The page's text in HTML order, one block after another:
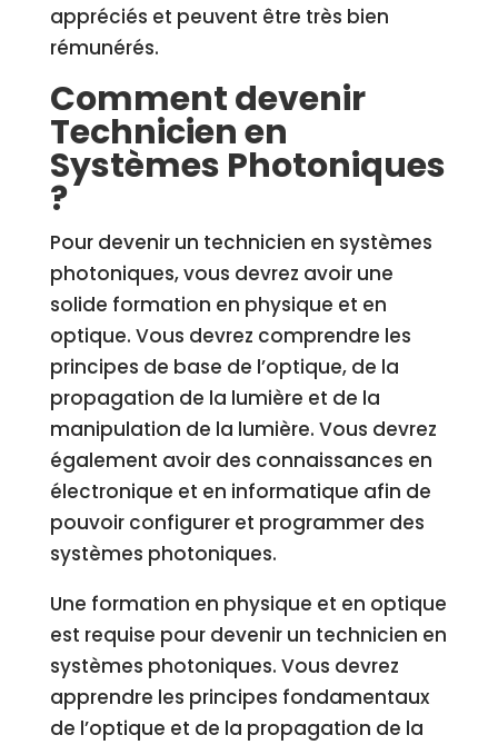
appréciés et peuvent être très bien
rémunérés.
Comment devenir
Technicien en
Systèmes Photoniques
?
Pour devenir un technicien en systèmes
photoniques, vous devrez avoir une
solide formation en physique et en
optique. Vous devrez comprendre les
principes de base de l’optique, de la
propagation de la lumière et de la
manipulation de la lumière. Vous devrez
également avoir des connaissances en
électronique et en informatique afin de
pouvoir configurer et programmer des
systèmes photoniques.
Une formation en physique et en optique
est requise pour devenir un technicien en
systèmes photoniques. Vous devrez
apprendre les principes fondamentaux
de l’optique et de la propagation de la